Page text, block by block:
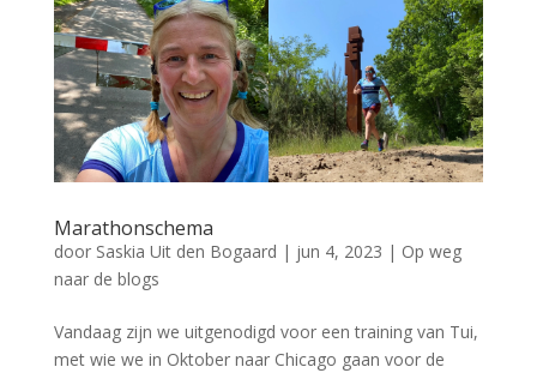
Marathonschema
door Saskia Uit den Bogaard | jun 4, 2023 | Op weg
naar de blogs
Vandaag zijn we uitgenodigd voor een training van Tui,
met wie we in Oktober naar Chicago gaan voor de